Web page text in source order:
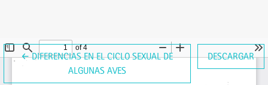
←VOLVER A LOS DETALLES DEL ARTÍCULO
DIFERENCIAS EN EL CICLO SEXUAL DE
ALGUNAS AVES
DESCARGAR